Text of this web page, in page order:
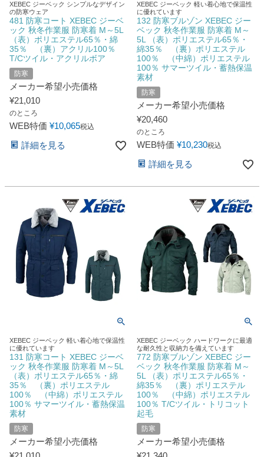
XEBEC ジーベック シンプルなデザイン
の防寒ウェア
481 防寒コート XEBEC ジーベ
ック 秋冬作業服 防寒着 M～5L
（表）ポリエステル65％・綿
35％ （裏）アクリル100％
T/Cツイル・アクリルボア
防寒
メーカー希望小売価格
¥21,010
のところ
WEB特価 ¥10,065税込
詳細を見る
XEBEC ジーベック 軽い着心地で保温性
に優れています
132 防寒ブルゾン XEBEC ジー
ベック 秋冬作業服 防寒着 M～
5L （表）ポリエステル65％・
綿35％ （裏）ポリエステル
100％ （中綿）ポリエステル
100％ サマーツイル・蓄熱保温
素材
防寒
メーカー希望小売価格
¥20,460
のところ
WEB特価 ¥10,230税込
詳細を見る
XEBEC ジーベック 軽い着心地で保温性
に優れています
131 防寒コート XEBEC ジーベ
ック 秋冬作業服 防寒着 M～5L
（表）ポリエステル65％・綿
35％ （裏）ポリエステル
100％ （中綿）ポリエステル
100％ サマーツイル・蓄熱保温
素材
防寒
メーカー希望小売価格
XEBEC ジーベック ハードワークに最適
な耐久性と収納力を備えています
772 防寒ブルゾン XEBEC ジー
ベック 秋冬作業服 防寒着 M～
5L （表）ポリエステル65％・
綿35％ （裏）ポリエステル
100％ （中綿）ポリエステル
100％ T/Cツイル・トリコット
起毛
防寒
メーカー希望小売価格